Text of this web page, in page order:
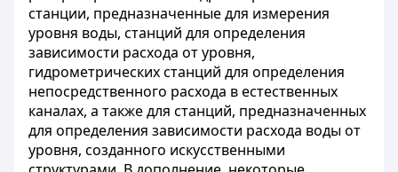
станции, предназначенные для измерения
уровня воды, станций для определения
зависимости расхода от уровня,
гидрометрических станций для определения
непосредственного расхода в естественных
каналах, а также для станций, предназначенных
для определения зависимости расхода воды от
уровня, созданного искусственными